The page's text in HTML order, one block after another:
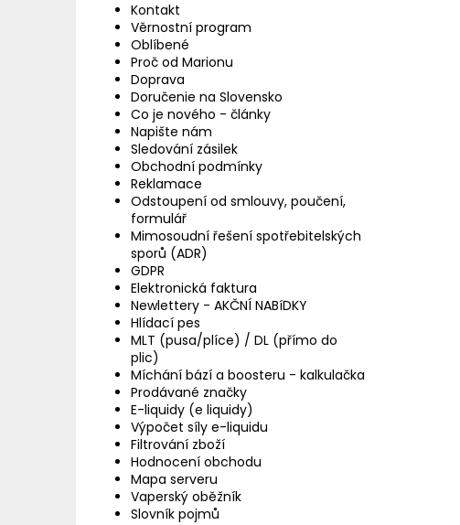
Kontakt
Věrnostní program
Oblíbené
Proč od Marionu
Doprava
Doručenie na Slovensko
Co je nového - články
Napište nám
Sledování zásilek
Obchodní podmínky
Reklamace
Odstoupení od smlouvy, poučení,
formulář
Mimosoudní řešení spotřebitelských
sporů (ADR)
GDPR
Elektronická faktura
Newlettery - AKČNÍ NABíDKY
Hlídací pes
MLT (pusa/plíce) / DL (přímo do
plic)
Míchání bází a boosteru - kalkulačka
Prodávané značky
E-liquidy (e liquidy)
Výpočet síly e-liquidu
Filtrování zboží
Hodnocení obchodu
Mapa serveru
Vaperský oběžník
Slovník pojmů